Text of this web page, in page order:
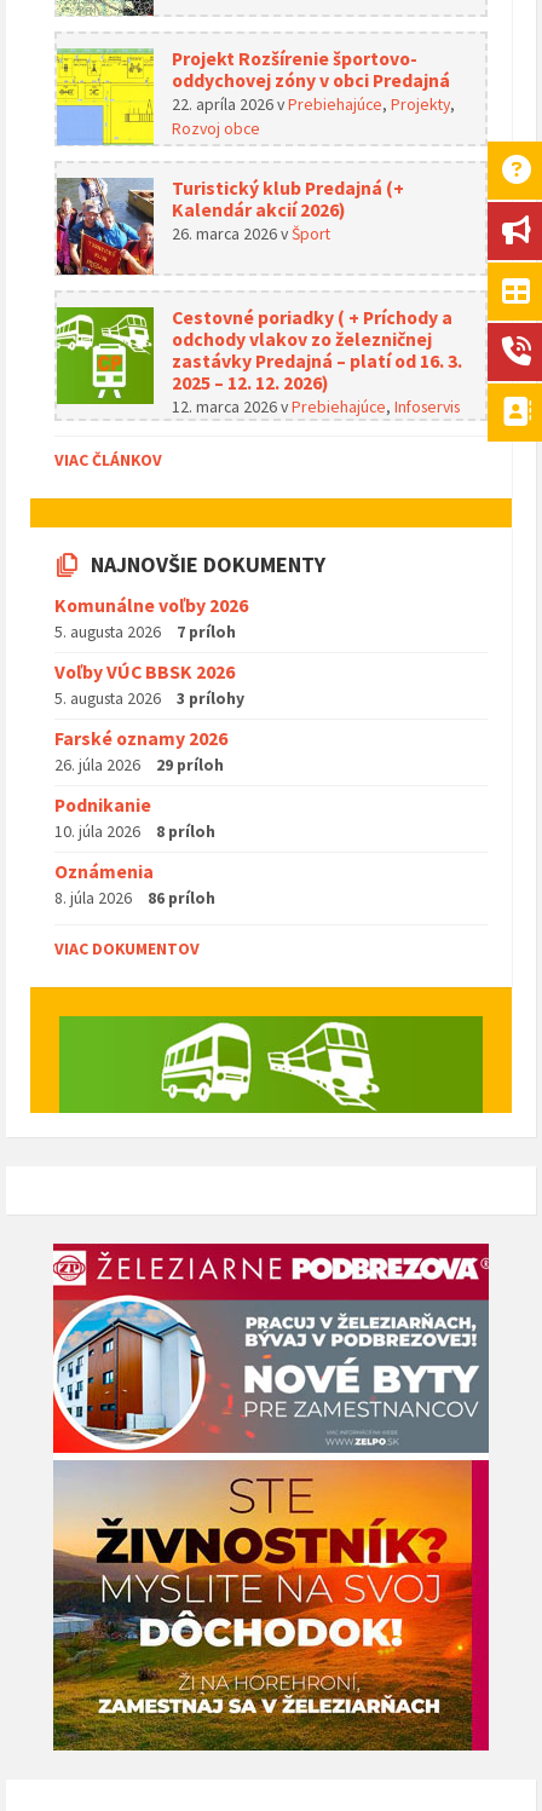
Projekt Rozšírenie športovo-
oddychovej zóny v obci Predajná
22. apríla 2026vPrebiehajúce, Projekty,
Rozvoj obce
Turistický klub Predajná (+
Kalendár akcií 2026)
26. marca 2026vŠport
Cestovné poriadky ( + Príchody a
odchody vlakov zo železničnej
zastávky Predajná – platí od 16. 3.
2025 – 12. 12. 2026)
12. marca 2026vPrebiehajúce, Infoservis
VIAC ČLÁNKOV
NAJNOVŠIE DOKUMENTY
Komunálne voľby 2026
5. augusta 2026 7 príloh
Voľby VÚC BBSK 2026
5. augusta 2026 3 prílohy
Farské oznamy 2026
26. júla 2026 29 príloh
Podnikanie
10. júla 2026 8 príloh
Oznámenia
8. júla 2026 86 príloh
VIAC DOKUMENTOV